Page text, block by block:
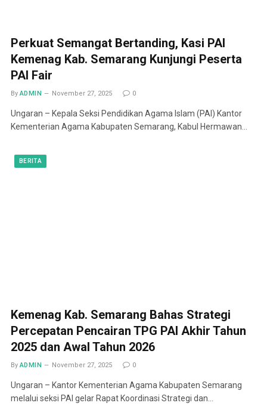
Perkuat Semangat Bertanding, Kasi PAI
Kemenag Kab. Semarang Kunjungi Peserta
PAI Fair
By ADMIN November 27, 2025 0
Ungaran – Kepala Seksi Pendidikan Agama Islam (PAI) Kantor
Kementerian Agama Kabupaten Semarang, Kabul Hermawan…
BERITA
Kemenag Kab. Semarang Bahas Strategi
Percepatan Pencairan TPG PAI Akhir Tahun
2025 dan Awal Tahun 2026
By ADMIN November 27, 2025 0
Ungaran – Kantor Kementerian Agama Kabupaten Semarang
melalui seksi PAI gelar Rapat Koordinasi Strategi dan…